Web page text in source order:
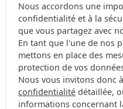
Nous accordons une
confidentialité et à la
que vous partagez avec
En tant que l'une de nos
mettons en place des
protection de vos
Nous vous invitons donc
confidentialité détaillée,
informations concernant